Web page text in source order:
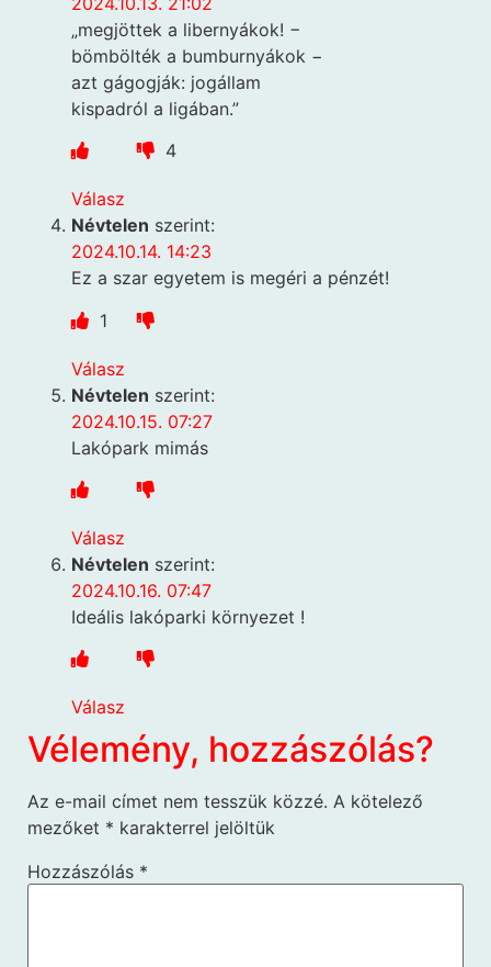
„megjöttek a libernyákok! −
bömbölték a bumburnyákok −
azt gágogják: jogállam
kispadról a ligában.”
4
Válasz
Névtelen szerint:
2024.10.14. 14:23
Ez a szar egyetem is megéri a pénzét!
1
Válasz
Névtelen szerint:
2024.10.15. 07:27
Lakópark mimás
Válasz
Névtelen szerint:
2024.10.16. 07:47
Ideális lakóparki környezet !
Válasz
Vélemény, hozzászólás?
Az e-mail címet nem tesszük közzé. A kötelező
mezőket * karakterrel jelöltük
Hozzászólás *